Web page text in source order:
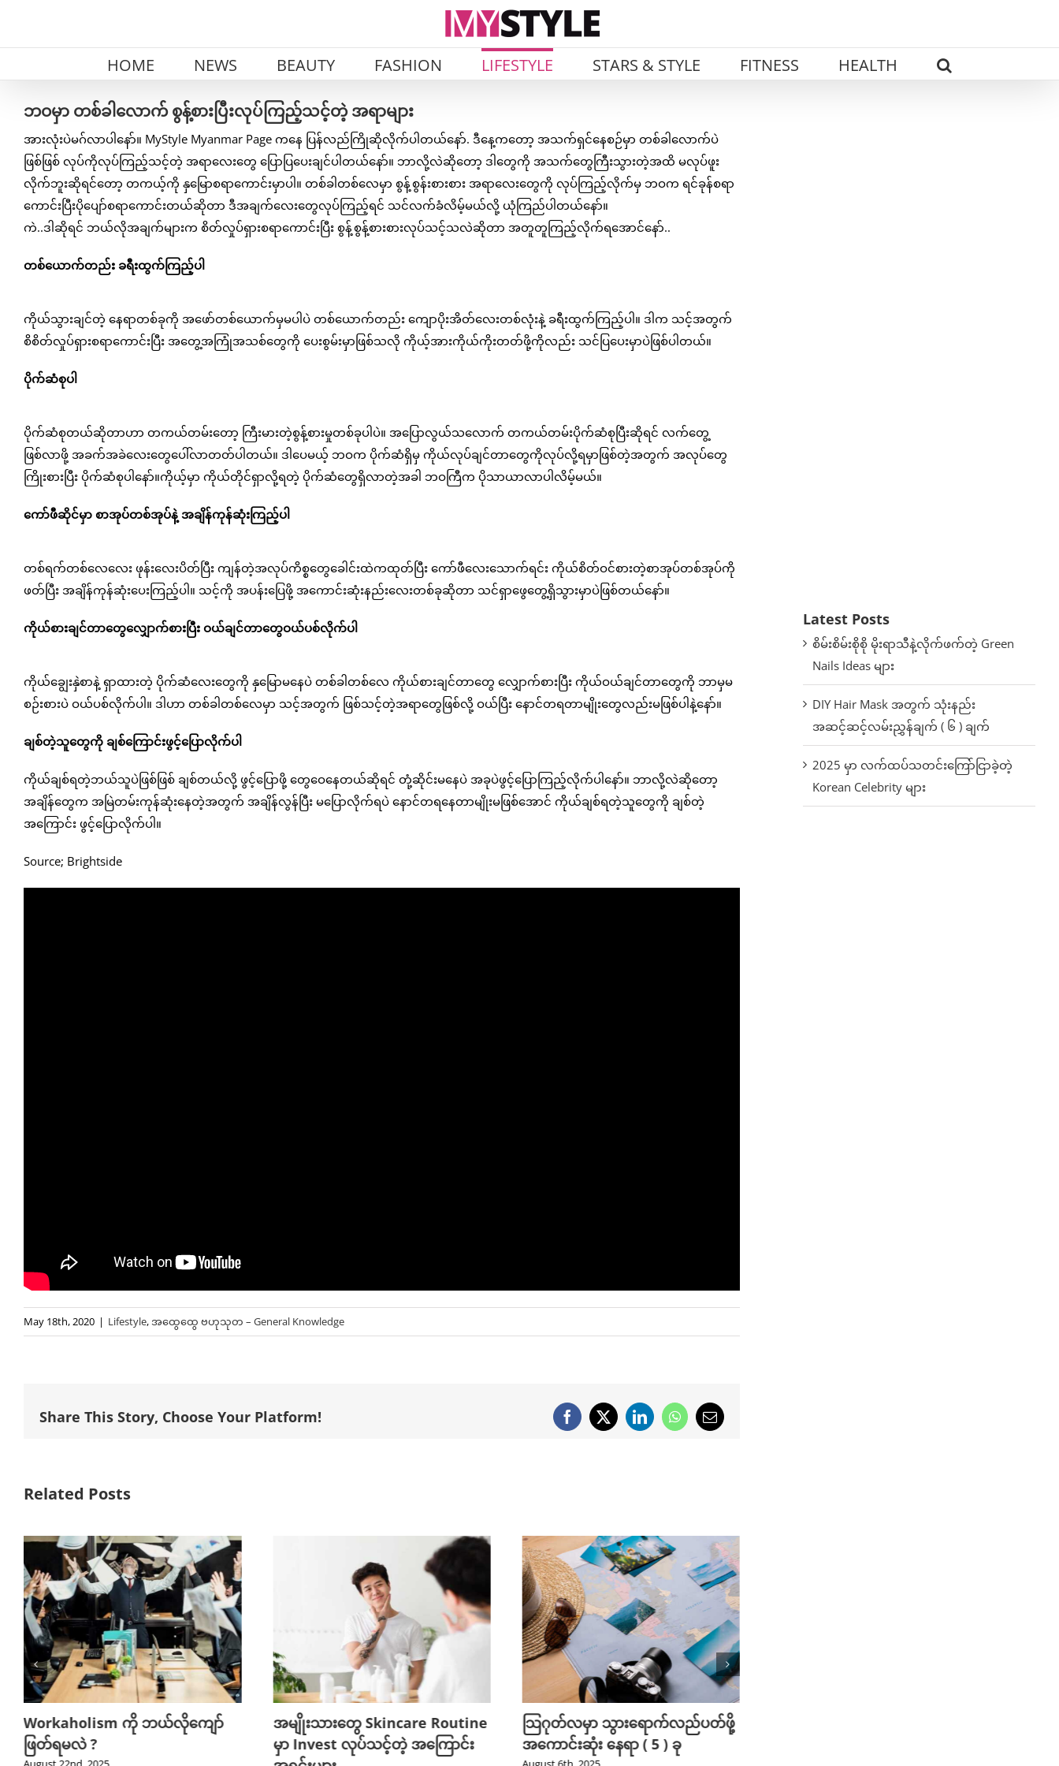
HOME NEWS BEAUTY FASHION LIFESTYLE STARS & STYLE FITNESS HEALTH
ဘဝမှာ တစ်ခါလောက် စွန့်စားပြီးလုပ်ကြည့်သင့်တဲ့ အရာများ
အားလုံးပဲမဂ်လာပါနော်။ MyStyle Myanmar Page ကနေ ပြန်လည်ကြိုဆိုလိုက်ပါတယ်နော်. ဒီနေ့ကတော့ အသက်ရှင်နေစဉ်မှာ တစ်ခါလောက်ပဲ
ဖြစ်ဖြစ် လုပ်ကိုလုပ်ကြည့်သင့်တဲ့ အရာလေးတွေ ပြောပြပေးချင်ပါတယ်နော်။ ဘာလို့လဲဆိုတော့ ဒါတွေကို အသက်တွေကြီးသွားတဲ့အထိ မလုပ်ဖူး
လိုက်ဘူးဆိုရင်တော့ တကယ့်ကို နှမြောစရာကောင်းမှာပါ။ တစ်ခါတစ်လေမှာ စွန့်စွန်းစားစား အရာလေးတွေကို လုပ်ကြည့်လိုက်မှ ဘဝက ရင်ခုန်စရာ
ကောင်းပြီးပိုပျော်စရာကောင်းတယ်ဆိုတာ ဒီအချက်လေးတွေလုပ်ကြည့်ရင် သင်လက်ခံလိမ့်မယ်လို့ ယုံကြည်ပါတယ်နော်။
ကဲ..ဒါဆိုရင် ဘယ်လိုအချက်များက စိတ်လှုပ်ရှားစရာကောင်းပြီး စွန့်စွန့်စားစားလုပ်သင့်သလဲဆိုတာ အတူတူကြည့်လိုက်ရအောင်နော်..
တစ်ယောက်တည်း ခရီးထွက်ကြည့်ပါ
ကိုယ်သွားချင်တဲ့ နေရာတစ်ခုကို အဖော်တစ်ယောက်မှမပါပဲ တစ်ယောက်တည်း ကျောပိုးအိတ်လေးတစ်လုံးနဲ့ ခရီးထွက်ကြည့်ပါ။ ဒါက သင့်အတွက်
စိစိတ်လှုပ်ရှားစရာကောင်းပြီး အတွေ့အကြုံအသစ်တွေကို ပေးစွမ်းမှာဖြစ်သလို ကိုယ့်အားကိုယ်ကိုးတတ်ဖို့ကိုလည်း သင်ပြပေးမှာပဲဖြစ်ပါတယ်။
ပိုက်ဆံစုပါ
ပိုက်ဆံစုတယ်ဆိုတာဟာ တကယ်တမ်းတော့ ကြီးမားတဲ့စွန့်စားမှုတစ်ခုပါပဲ။ အပြောလွယ်သလောက် တကယ်တမ်းပိုက်ဆံစုပြီးဆိုရင် လက်တွေ့
ဖြစ်လာဖို့ အခက်အခဲလေးတွေပေါ်လာတတ်ပါတယ်။ ဒါပေမယ့် ဘဝက ပိုက်ဆံရှိမှ ကိုယ်လုပ်ချင်တာတွေကိုလုပ်လို့ရမှာဖြစ်တဲ့အတွက် အလုပ်တွေ
ကြိုးစားပြီး ပိုက်ဆံစုပါနော်။ကိုယ့်မှာ ကိုယ်တိုင်ရှာလို့ရတဲ့ ပိုက်ဆံတွေရှိလာတဲ့အခါ ဘဝကြီက ပိုသာယာလာပါလိမ့်မယ်။
ကော်ဖီဆိုင်မှာ စာအုပ်တစ်အုပ်နဲ့ အချိန်ကုန်ဆုံးကြည့်ပါ
တစ်ရက်တစ်လေလေး ဖုန်းလေးပိတ်ပြီး ကျန်တဲ့အလုပ်ကိစ္စတွေခေါင်းထဲကထုတ်ပြီး ကော်ဖီလေးသောက်ရင်း ကိုယ်စိတ်ဝင်စားတဲ့စာအုပ်တစ်အုပ်ကို
ဖတ်ပြီး အချိန်ကုန်ဆုံးပေးကြည့်ပါ။ သင့်ကို အပန်းပြေဖို့ အကောင်းဆုံးနည်းလေးတစ်ခုဆိုတာ သင်ရှာဖွေတွေ့ရှိသွားမှာပဲဖြစ်တယ်နော်။
ကိုယ်စားချင်တာတွေလျှောက်စားပြီး ဝယ်ချင်တာတွေဝယ်ပစ်လိုက်ပါ
ကိုယ်ချွေးနှဲစာနဲ့ ရှာထားတဲ့ ပိုက်ဆံလေးတွေကို နှမြောမနေပဲ တစ်ခါတစ်လေ ကိုယ်စားချင်တာတွေ လျှောက်စားပြီး ကိုယ်ဝယ်ချင်တာတွေကို ဘာမှမ
စဉ်းစားပဲ ဝယ်ပစ်လိုက်ပါ။ ဒါဟာ တစ်ခါတစ်လေမှာ သင့်အတွက် ဖြစ်သင့်တဲ့အရာတွေဖြစ်လို့ ဝယ်ပြီး နောင်တရတာမျိုးတွေလည်းမဖြစ်ပါနဲ့နော်။
ချစ်တဲ့သူတွေကို ချစ်ကြောင်းဖွင့်ပြောလိုက်ပါ
ကိုယ်ချစ်ရတဲ့ဘယ်သူပဲဖြစ်ဖြစ် ချစ်တယ်လို့ ဖွင့်ပြောဖို့ တွေဝေနေတယ်ဆိုရင် တုံ့ဆိုင်းမနေပဲ အခုပဲဖွင့်ပြောကြည့်လိုက်ပါနော်။ ဘာလို့လဲဆိုတော့
အချိန်တွေက အမြဲတမ်းကုန်ဆုံးနေတဲ့အတွက် အချိန်လွန်ပြီး မပြောလိုက်ရပဲ နောင်တရနေတာမျိုးမဖြစ်အောင် ကိုယ်ချစ်ရတဲ့သူတွေကို ချစ်တဲ့
အကြောင်း ဖွင့်ပြောလိုက်ပါ။
Source; Brightside
May 18th, 2020 | Lifestyle,အထွေထွေ ဗဟုသုတ – General Knowledge
Share This Story, Choose Your Platform! Facebook
X LinkedInWhatsApp
Email
Related Posts
Workaholism ကို ဘယ်လိုကျော်
ဖြတ်ရမလဲ ?
အမျိုးသားတွေ Skincare Routine
မှာ Invest လုပ်သင့်တဲ့ အကြောင်း
သြဂုတ်လမှာ သွားရောက်လည်ပတ်ဖို့
အကောင်းဆုံး နေရာ ( 5 ) ခု
Latest Posts
စိမ်းစိမ်းစိုစို မိုးရာသီနဲ့လိုက်ဖက်တဲ့ Green
Nails Ideas များ
DIY Hair Mask အတွက် သုံးနည်း
အဆင့်ဆင့်လမ်းညွှန်ချက် ( ၆ ) ချက်
2025 မှာ လက်ထပ်သတင်းကြော်ငြာခဲ့တဲ့
Korean Celebrity များ